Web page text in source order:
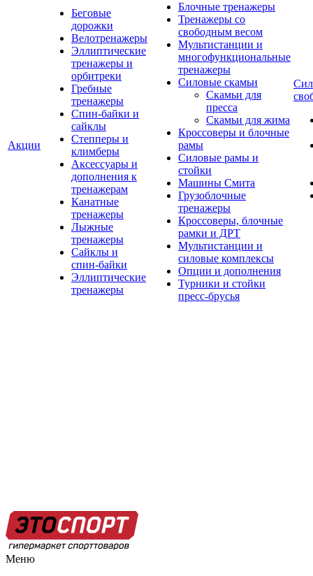
Акции
Беговые
дорожки
Велотренажеры
Эллиптические
тренажеры и
орбитреки
Гребные
тренажеры
Спин-байки и
сайклы
Степперы и
климберы
Аксессуары и
дополнения к
тренажерам
Канатные
тренажеры
Лыжные
тренажеры
Сайклы и
спин-байки
Эллиптические
тренажеры
Блочные тренажеры
Тренажеры со
свободным весом
Мультистанции и
многофункциональные
тренажеры
Силовые скамьи
Скамьи для
пресса
Скамьи для жима
Кроссоверы и блочные
рамы
Силовые рамы и
стойки
Машины Смита
Грузоблочные
тренажеры
Кроссоверы, блочные
рамки и ДРТ
Мультистанции и
силовые комплексы
Опции и дополнения
Турники и стойки
пресс-брусья
Меню